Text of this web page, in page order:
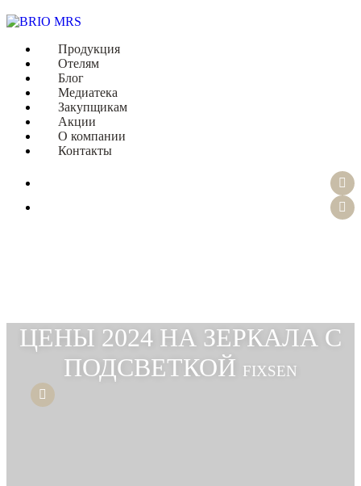
Продукция
Отелям
Блог
Медиатека
Закупщикам
Акции
О компании
Контакты
ЦЕНЫ 2024 НА ЗЕРКАЛА С
ПОДСВЕТКОЙ FIXSEN